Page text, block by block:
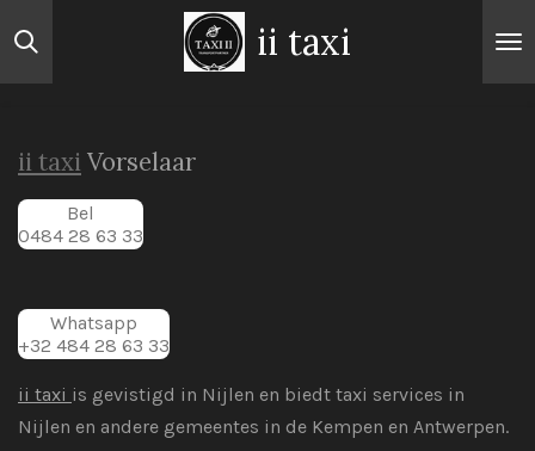
Ga
direct
hoofdinhoud
ii taxi
ii taxi Vorselaar
Bel
0484 28 63 33
Whatsapp
+32 484 28 63 33
ii taxi is gevistigd in Nijlen en biedt taxi services in
Nijlen en andere gemeentes in de Kempen en Antwerpen.